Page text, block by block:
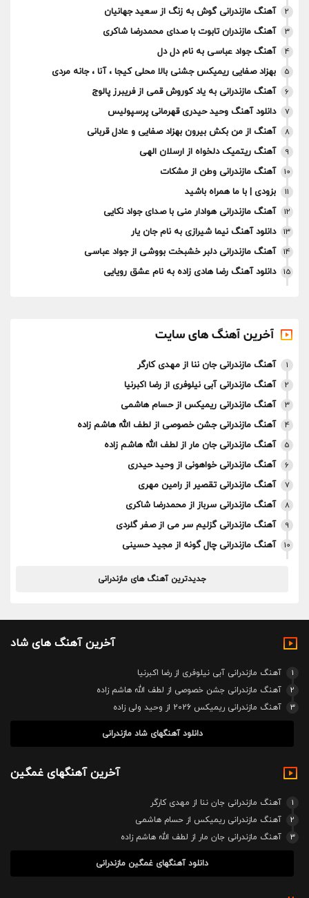
2 آهنگ مازندرانی گوش به زنگ از سعید جهانیان
3 آهنگ مازندران تابوت با صدای محمدرضا شاکری
4 آهنگ جواد عباسی به نام دل دل
5 بهزاد صفایی ریمیکس جشنی بالا محلی کیجا ، آنا ، جانه مردی
6 آهنگ مازندرانی به یاد کوروش قمی از فریبرز پالوج
7 دانلود آهنگ وحید حیدری قهرمانی پرسپولیس
8 آهنگ از من بکش بیرون بهزاد صفایی و عادل قربانی
9 آهنگ ریتمیک دلخواه از ارسلان الهی
10 آهنگ مازندرانی وطن از مشکات
11 بزودی | با ما همراه باشید
12 آهنگ مازندرانی هوادار منی با صدای جواد نکایی
13 دانلود آهنگ نیما شیرازی به نام جان یار
14 آهنگ مازندرانی دلبر خشبخت بووشی از جواد عباسی
15 دانلود آهنگ رضا هادی زاده به نام عشق رویایی
آخرین آهنگ های سایت
1 آهنگ مازندرانی جان ننا از مهدی کارگر
2 آهنگ مازندرانی آبی نیلوفری از رضا اکبرنیا
3 آهنگ مازندرانی ریمیکس از حسام هاشمی
4 آهنگ مازندرانی جشن خصوصی از لطف الله هاشم زاده
5 آهنگ مازندرانی جان مار از لطف الله هاشم زاده
6 آهنگ مازندرانی خواهونی از وحید حیدری
7 آهنگ مازندرانی تقصیر از رامین مهری
8 آهنگ مازندرانی سرباز از محمدرضا شاکری
9 آهنگ مازندرانی گزلیم سر می از صفر گلردی
10 آهنگ مازندرانی چال گونه از مجید حسینی
جدیدترین آهنگ های مازندرانی
آخرین آهنگ های شاد
1
آهنگ مازندرانی آبی نیلوفری از رضا اکبرنیا
2
آهنگ مازندرانی جشن خصوصی از لطف الله هاشم زاده
3
آهنگ مازندرانی ریمیکس 2026 از وحید ولی زاده
دانلود آهنگهای شاد مازندرانی
آخرین آهنگهای غمگین
1
آهنگ مازندرانی جان ننا از مهدی کارگر
2
آهنگ مازندرانی ریمیکس از حسام هاشمی
3
آهنگ مازندرانی جان مار از لطف الله هاشم زاده
دانلود آهنگهای غمگین مازندرانی